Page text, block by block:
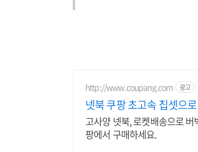
http://www.coupang.com 광고
넷북 쿠팡 초고속 칩셋으
고사양 넷북, 로켓배송으로
팡에서 구매하세요.